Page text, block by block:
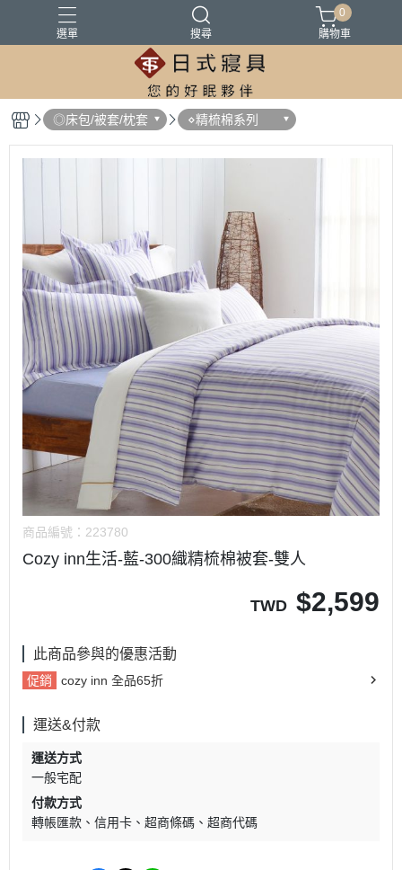
選單 搜尋
100%精梳棉 100%萊爾賽天絲 床墊 涼被
0
購物車
◎床包/被套/枕套 ⋄精梳棉系列
商品編號： 223780
Cozy inn生活-藍-300織精梳棉被套-雙人
TWD $2,599
此商品參與的優惠活動
促銷 cozy inn 全品65折
運送&付款
運送方式
一般宅配
付款方式
轉帳匯款
信用卡 超商條碼 超商代碼